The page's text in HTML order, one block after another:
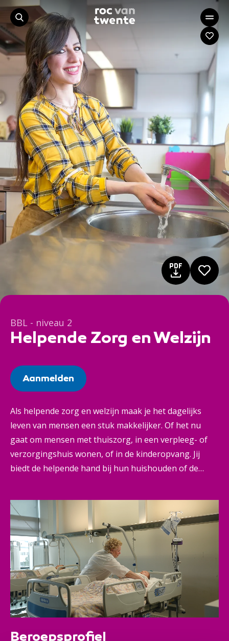
BBL - niveau 2
Helpende Zorg en Welzijn
Aanmelden
Als helpende zorg en welzijn maak je het dagelijks
leven van mensen een stuk makkelijker. Of het nu
gaat om mensen met thuiszorg, in een verpleeg- of
verzorgingshuis wonen, of in de kinderopvang. Jij
biedt de helpende hand bij hun huishouden of de
heeft en die past de afspraken in het zorgplan. Zo is
geen dag hetzelfde én doe je elke dag betekenisvol
werk.